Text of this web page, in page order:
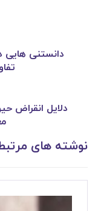
دانستنی هایی
دلایل انقراض
نوشته های